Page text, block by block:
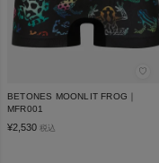
♡
BETONES MOONLIT FROG｜
MFR001
¥2,530 税込